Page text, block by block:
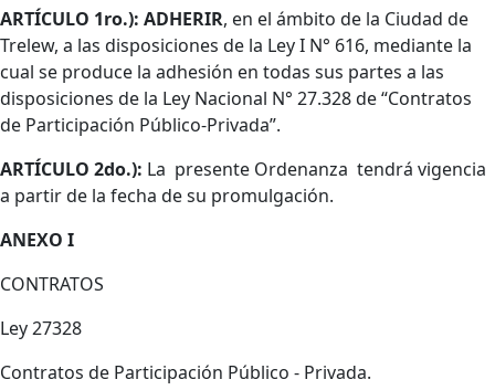
Cuerpo
ARTÍCULO 1ro.): ADHERIR, en el ámbito de la Ciudad de
Trelew, a las disposiciones de la Ley I N° 616, mediante la
cual se produce la adhesión en todas sus partes a las
disposiciones de la Ley Nacional N° 27.328 de “Contratos
de Participación Público-Privada”.
ARTÍCULO 2do.): La presente Ordenanza tendrá vigencia
a partir de la fecha de su promulgación.
ANEXO I
CONTRATOS
Ley 27328
Contratos de Participación Público - Privada.